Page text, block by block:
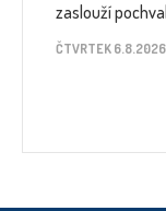
zaslouží
ČTVRTEK 6.8.2026